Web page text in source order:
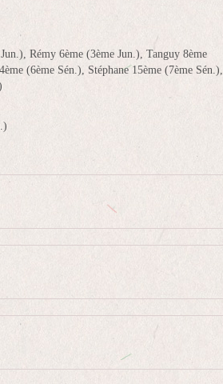
Rémy 6ème (3ème Jun.), Tanguy 8ème
(6ème Sén.), Stéphane 15ème (7ème Sén.),